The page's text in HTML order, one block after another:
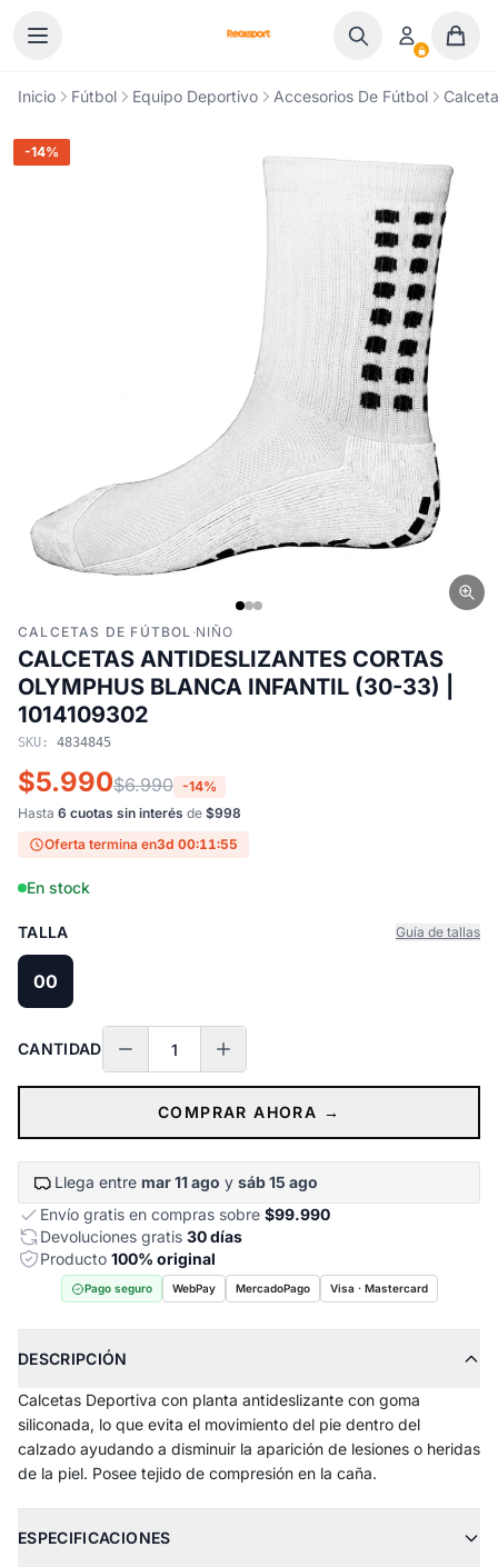
Inicio Fútbol Equipo Deportivo Accesorios De Fútbol
-14%
CALCETAS DE FÚTBOL ·NIÑO
CALCETAS ANTIDESLIZANTES CORTAS
OLYMPHUS BLANCA INFANTIL (30-33) |
1014109302
SKU: 4834845
$5.990$6.990 -14%
Hasta 6 cuotas sin interés de $998
Oferta termina en3d 00:11:55
En stock
TALLA Guía de tallas
00
CANTIDAD
COMPRAR AHORA →
Llega entre mar 11 ago y sáb 15 ago
Envío gratis en compras sobre $99.990
Devoluciones gratis 30 días
Producto 100% original
Pago seguro WebPay MercadoPago Visa · Mastercard
DESCRIPCIÓN
Calcetas Deportiva con planta antideslizante con goma
siliconada, lo que evita el movimiento del pie dentro del
calzado ayudando a disminuir la aparición de lesiones o heridas
de la piel. Posee tejido de compresión en la caña.
ESPECIFICACIONES